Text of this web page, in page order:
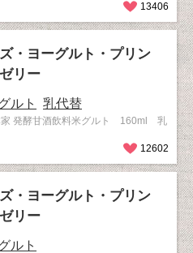
13406
・ヨーグルト・プリン
リー
ルト 乳代替
家 発酵甘酒飲料米グルト 160ml 乳
12602
・ヨーグルト・プリン
リー
ルト